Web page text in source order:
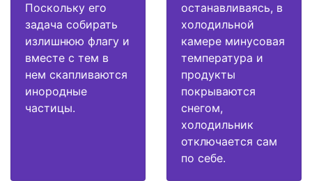
Поскольку его
задача собирать
излишнюю флагу и
вместе с тем в
нем скапливаются
инородные
частицы.
останавливаясь, в
холодильной
камере минусовая
температура и
продукты
покрываются
снегом,
холодильник
отключается сам
по себе.